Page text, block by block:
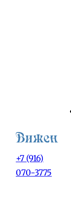
+7 (916)
070-3775